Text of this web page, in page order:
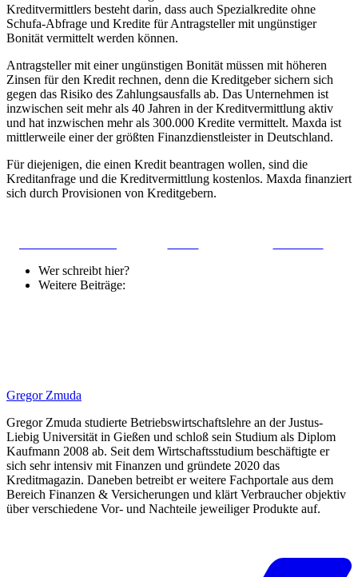
Kreditvermittlers besteht darin, dass auch Spezialkredite ohne
Schufa-Abfrage und Kredite für Antragsteller mit ungünstiger
Bonität vermittelt werden können.
Antragsteller mit einer ungünstigen Bonität müssen mit höheren
Zinsen für den Kredit rechnen, denn die Kreditgeber sichern sich
gegen das Risiko des Zahlungsausfalls ab. Das Unternehmen ist
inzwischen seit mehr als 40 Jahren in der Kreditvermittlung aktiv
und hat inzwischen mehr als 300.000 Kredite vermittelt. Maxda ist
mittlerweile einer der größten Finanzdienstleister in Deutschland.
Für diejenigen, die einen Kredit beantragen wollen, sind die
Kreditanfrage und die Kreditvermittlung kostenlos. Maxda finanziert
sich durch Provisionen von Kreditgebern.
Wer schreibt hier?
Weitere Beiträge:
Gregor Zmuda
Gregor Zmuda studierte Betriebswirtschaftslehre an der Justus-
Liebig Universität in Gießen und schloß sein Studium als Diplom
Kaufmann 2008 ab. Seit dem Wirtschaftsstudium beschäftigte er
sich sehr intensiv mit Finanzen und gründete 2020 das
Kreditmagazin. Daneben betreibt er weitere Fachportale aus dem
Bereich Finanzen & Versicherungen und klärt Verbraucher objektiv
über verschiedene Vor- und Nachteile jeweiliger Produkte auf.